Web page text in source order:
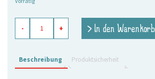
9,75 €4,85 €.
Becher
Uni
groß
Menge
- + > In den Warenkorb
Beschreibung Produktsicherheit